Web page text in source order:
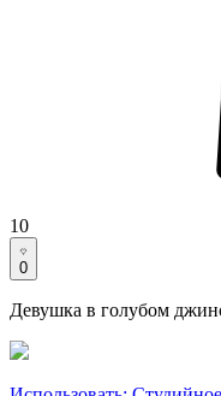
10
0
Девушка в голубом